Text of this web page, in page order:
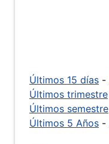
Últimos 15 días -
Últimos trimestre
Últimos semestre
Últimos 5 Años -